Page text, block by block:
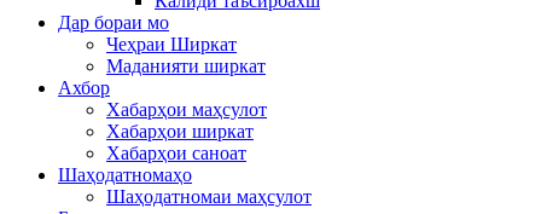
Дар бораи мо
Чеҳраи Ширкат
Маданияти ширкат
Ахбор
Хабарҳои маҳсулот
Хабарҳои ширкат
Хабарҳои саноат
Шаҳодатномаҳо
Шаҳодатномаи маҳсулот